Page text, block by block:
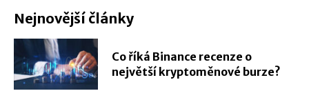
Nejnovější články
Co říká Binance recenze o
největší kryptoměnové burze?